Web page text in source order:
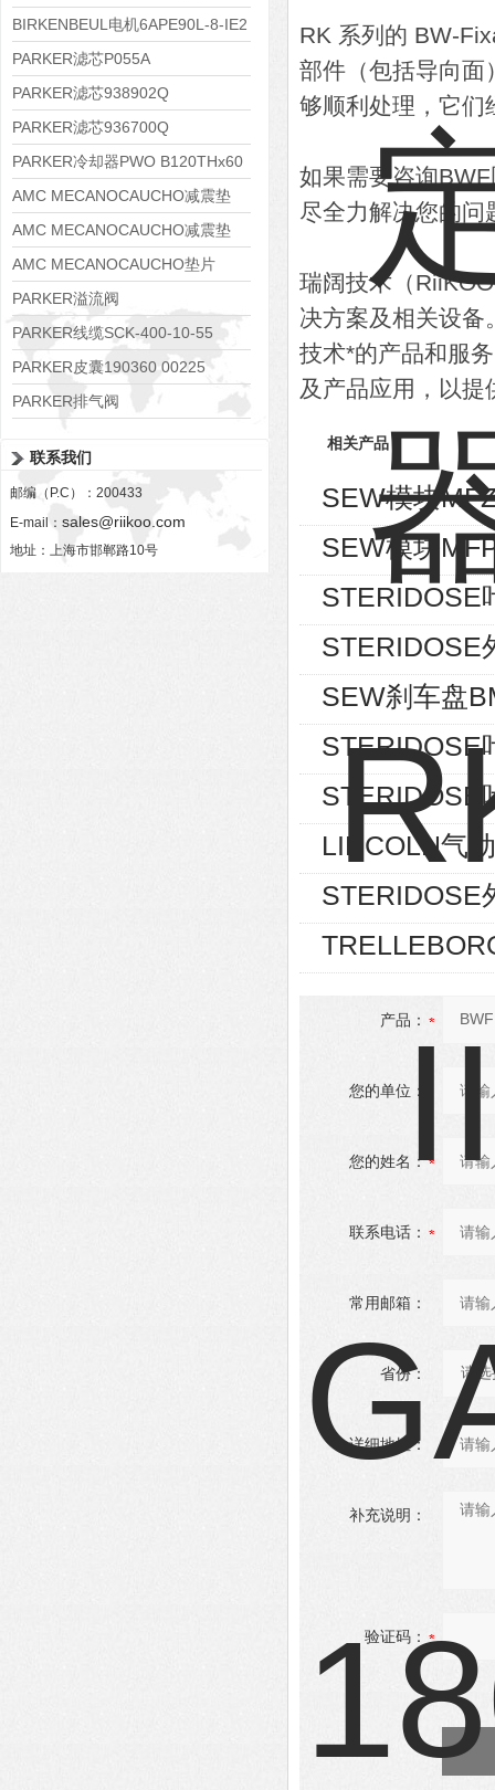
8APE80M-2K-IE3
BIRKENBEUL电机6APE90L-8-IE2
PARKER滤芯P055A
PARKER滤芯938902Q
PARKER滤芯936700Q
PARKER冷却器PWO B120THx60
AMC MECANOCAUCHO减震垫
138552
AMC MECANOCAUCHO减震垫
138551
AMC MECANOCAUCHO垫片
608074
PARKER溢流阀
RE06M35W2N1KWXG087
PARKER线缆SCK-400-10-55
PARKER皮囊190360 00225
PARKER排气阀
联系我们
邮编（P.C）：200433
E-mail： sales@riikoo.com
地址：上海市邯郸路10号
RK 系列的 BW-
部件（包括导向面
够顺利处理，它们
如果需要咨询
尽全力解决您的问
瑞阔技术（
决方案及相关设备
技术*的产品和服
及产品应用，以提
相关产品
SEW模块
SEW模块
STERIDOSE
STERIDOSE
SEW刹车盘
STERIDOSE
STERIDOSE
LINCOLN气
STERIDOSE
产品：
您的单位：
您的姓名：
联系电话：
常用邮箱：
省份：
详细地址：
补充说明：
验证码：